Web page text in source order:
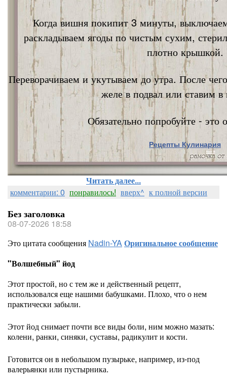
Когда вишня покипит 3 минуты,
раскладываем ягоды по чистым сухим,
плотно крышкой.
Переворачиваем и укутываем до утра. После
желе в подвал или ставим в
Обязательно попробуйте - это
Рецепты Кулинария
Nata Vi
Читать далее...
комментарии: 0 понравилось! вверх^ к полной версии
Без заголовка
08-07-2026 18:58
Это цитата сообщения Nadin-YAОригинальное сообщение
"Волшебный" йод
Этот простой, но с тем же и действенный рецепт,
использовался еще нашими бабушками. Плохо, что о нем
практически забыли.
Этот йод снимает почти все виды боли, ним можно мазать:
колени, ранки, синяки, суставы, радикулит и кости.
Готовится он в небольшом пузырьке, например, из-под
валерьянки или пустырника.